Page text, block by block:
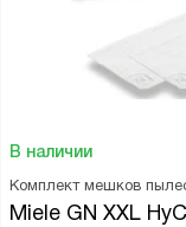
В наличии
Комплект мешков
Miele GN XXL